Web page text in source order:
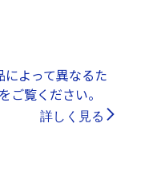
によって異なるた
ご覧ください。
詳しく見る